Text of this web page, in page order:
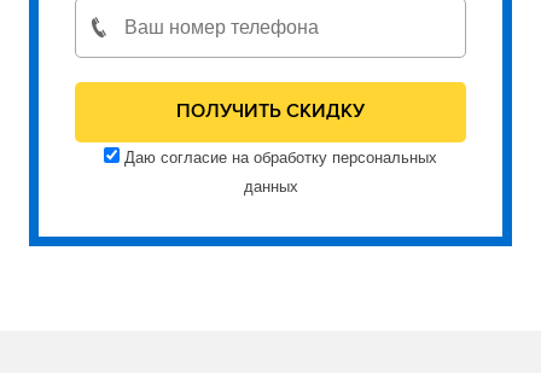
Даю согласие на обработку персональных
данных